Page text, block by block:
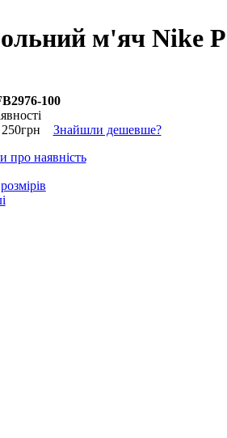
м'яч Nike
100
грн
Знайшли дешевше?
про наявність